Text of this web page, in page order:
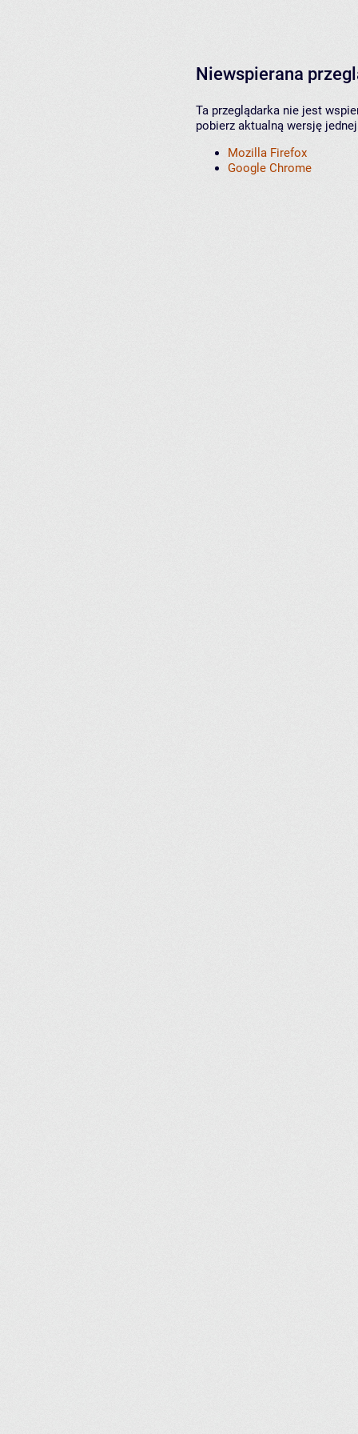
Niewspierana
Ta przeglądarka nie jest
pobierz aktualną wersję
Mozilla Firefox
Google Chrome